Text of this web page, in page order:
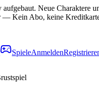
Neue Charaktere
— Kein Abo, keine
SpieleAnmelden